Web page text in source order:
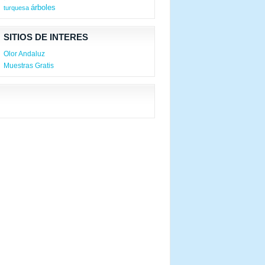
turquesa árboles
SITIOS DE INTERES
Olor Andaluz
Muestras Gratis